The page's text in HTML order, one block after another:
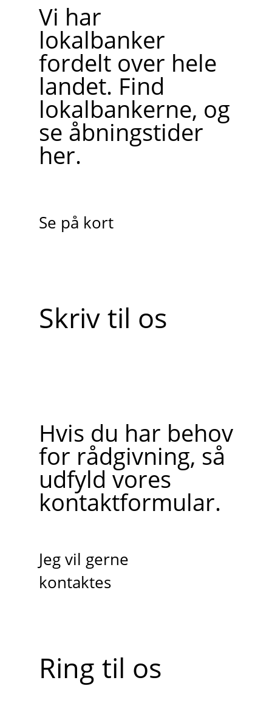
Vi har
lokalbanker
fordelt over hele
landet. Find
lokalbankerne, og
se åbningstider
her.
Se på kort
Skriv til os
Hvis du har behov
for rådgivning, så
udfyld vores
kontaktformular.
Jeg vil gerne
kontaktes
Ring til os